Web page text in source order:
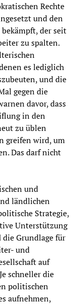
Rechte
und den
der seit
zu spalten.
es lediglich
und die
gegen die
davor, dass
in den
zu üblen
greifen wird, um
Das darf nicht
und
ländlichen
Strategie,
Unterstützung
Grundlage für
und
auf
schneller die
politischen
aufnehmen,